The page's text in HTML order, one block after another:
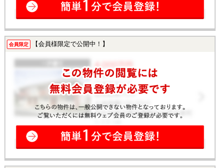
会員限定 【会員様限定で公開中！】